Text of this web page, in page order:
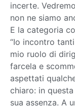
incerte.
non ne siamo
E la categoria
“Io incontro
mio ruolo di
farcela e
aspettati
chiaro: in
sua assenza. A